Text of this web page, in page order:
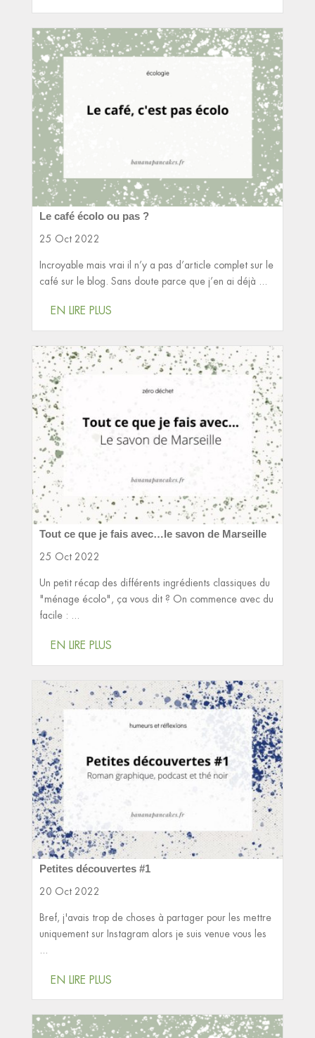
Le café écolo ou pas ?
25 Oct 2022
Incroyable mais vrai il n’y a pas d’article complet sur le
café sur le blog. Sans doute parce que j’en ai déjà ...
EN LIRE PLUS
Tout ce que je fais avec…le savon de Marseille
25 Oct 2022
Un petit récap des différents ingrédients classiques du
"ménage écolo", ça vous dit ? On commence avec du
facile : ...
EN LIRE PLUS
Petites découvertes #1
20 Oct 2022
Bref, j'avais trop de choses à partager pour les mettre
uniquement sur Instagram alors je suis venue vous les
...
EN LIRE PLUS